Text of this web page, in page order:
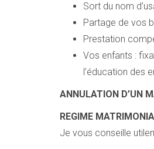
Sort du nom
Partage de vos
Prestation
Vos enfants :
l’éducation des
ANNULATION D’UN
REGIME
Je vous conseille